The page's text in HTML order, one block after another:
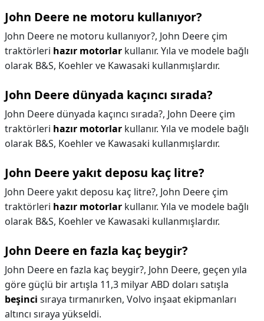
John Deere ne motoru kullanıyor?
John Deere ne motoru kullanıyor?, John Deere çim
traktörleri hazır motorlar kullanır. Yıla ve modele bağlı
olarak B&S, Koehler ve Kawasaki kullanmışlardır.
John Deere dünyada kaçıncı sırada?
John Deere dünyada kaçıncı sırada?, John Deere çim
traktörleri hazır motorlar kullanır. Yıla ve modele bağlı
olarak B&S, Koehler ve Kawasaki kullanmışlardır.
John Deere yakıt deposu kaç litre?
John Deere yakıt deposu kaç litre?, John Deere çim
traktörleri hazır motorlar kullanır. Yıla ve modele bağlı
olarak B&S, Koehler ve Kawasaki kullanmışlardır.
John Deere en fazla kaç beygir?
John Deere en fazla kaç beygir?, John Deere, geçen yıla
göre güçlü bir artışla 11,3 milyar ABD doları satışla
beşinci sıraya tırmanırken, Volvo inşaat ekipmanları
altıncı sıraya yükseldi.